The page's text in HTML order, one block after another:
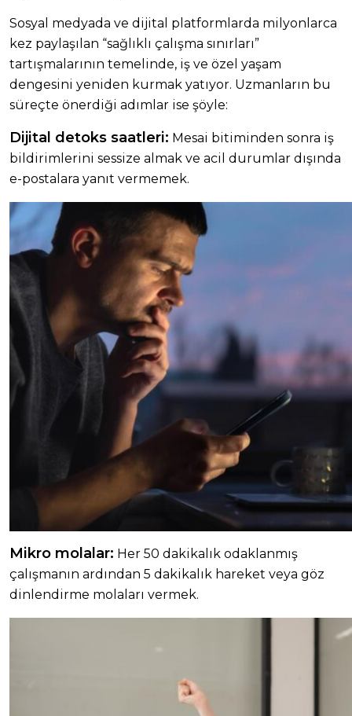
Sosyal medyada ve dijital platformlarda milyonlarca
kez paylaşılan “sağlıklı çalışma sınırları”
tartışmalarının temelinde, iş ve özel yaşam
dengesini yeniden kurmak yatıyor. Uzmanların bu
süreçte önerdiği adımlar ise şöyle:
Dijital detoks saatleri: Mesai bitiminden sonra iş
bildirimlerini sessize almak ve acil durumlar dışında
e-postalara yanıt vermemek.
Mikro molalar: Her 50 dakikalık odaklanmış
çalışmanın ardından 5 dakikalık hareket veya göz
dinlendirme molaları vermek.